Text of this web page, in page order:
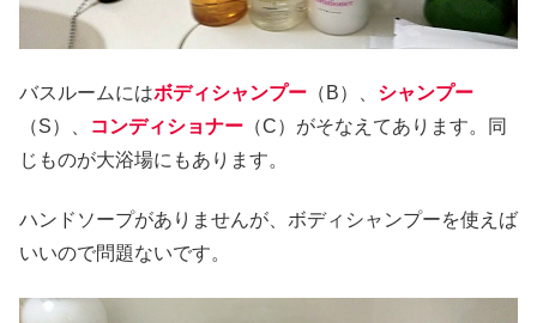
バスルームにはボディシャンプー （B）、 シャンプー
（S）、
コンディショナー （C）がそなえてあります。同
じものが大浴場にもあります。
ハンドソープがありませんが、ボディシャンプーを使えば
いいので問題ないです。